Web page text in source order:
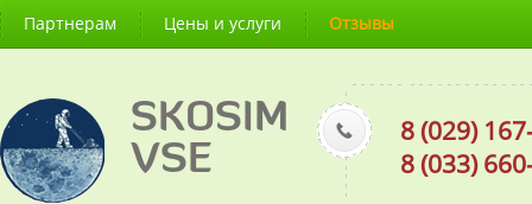
Партнерам Цены и услуги Отзывы
SKOSIM
VSE
8 (029)
8 (033)